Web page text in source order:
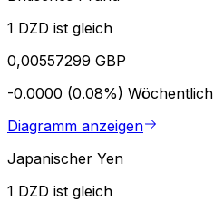
1 DZD ist gleich
0,00557299 GBP
-0.0000 (0.08%) Wöchentlich
Diagramm anzeigen
Japanischer Yen
1 DZD ist gleich